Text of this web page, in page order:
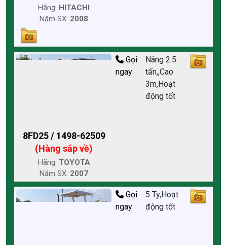
Hãng: HITACHI
Năm SX: 2008
8FD25 / 1498-62509
(Hàng sắp về)
Hãng: TOYOTA
Năm SX: 2007
Gọi
ngay
Nâng 2.5
tấn,,Cao
3m,Hoạt
động tốt
Gọi
ngay
5 Ty,Hoạt
động tốt